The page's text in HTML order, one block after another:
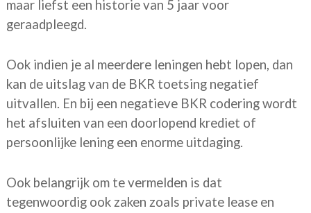
maar liefst een historie van 5 jaar voor
geraadpleegd.
Ook indien je al meerdere leningen hebt lopen, dan
kan de uitslag van de BKR toetsing negatief
uitvallen. En bij een negatieve BKR codering wordt
het afsluiten van een doorlopend krediet of
persoonlijke lening een enorme uitdaging.
Ook belangrijk om te vermelden is dat
tegenwoordig ook zaken zoals private lease en